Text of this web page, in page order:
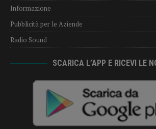
Informazione
Pubblicità per le Aziende
Radio Sound
SCARICA L’APP E RICEVI LE